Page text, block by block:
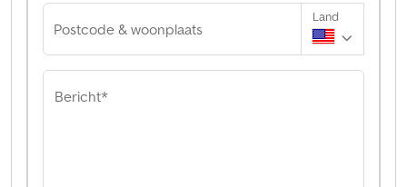
Postcode & woonplaats
Land
Bericht*